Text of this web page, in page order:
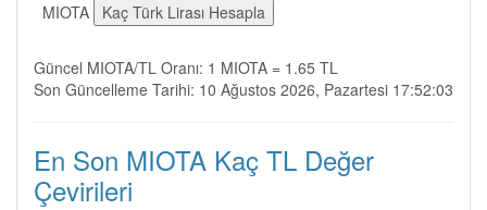
MIOTA
Güncel MIOTA/TL Oranı: 1 MIOTA = 1.65 TL
Son Güncelleme Tarihi: 10 Ağustos 2026, Pazartesi 17:52:03
En Son MIOTA Kaç TL Değer
Çevirileri